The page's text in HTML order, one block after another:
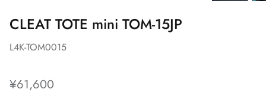
CLEAT TOTE mini TOM-15JP
L4K-TOM0015
¥61,600